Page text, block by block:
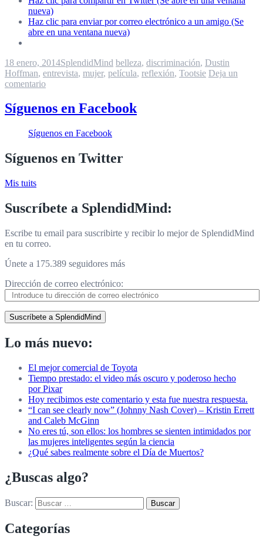
nueva)
Haz clic para enviar por correo electrónico a un amigo (Se
abre en una ventana nueva)
18 enero, 2014SplendidMind belleza, discriminación, Dustin
Hoffman, entrevista, mujer, película, reflexión, Tootsie Deja un
comentario
Síguenos en Facebook
Síguenos en Facebook
Síguenos en Twitter
Mis tuits
Suscríbete a SplendidMind:
Escribe tu email para suscribirte y recibir lo mejor de SplendidMind
en tu correo.
Únete a 175.389 seguidores más
Dirección de correo electrónico:
Suscríbete a SplendidMind
Lo más nuevo:
El mejor comercial de Toyota
Tiempo prestado: el video más oscuro y poderoso hecho
por Pixar
Hoy recibimos este comentario y esta fue nuestra respuesta.
“I can see clearly now” (Johnny Nash Cover) – Kristin Errett
and Caleb McGinn
No eres tú, son ellos: los hombres se sienten intimidados por
las mujeres inteligentes según la ciencia
¿Qué sabes realmente sobre el Día de Muertos?
¿Buscas algo?
Buscar:
Categorías